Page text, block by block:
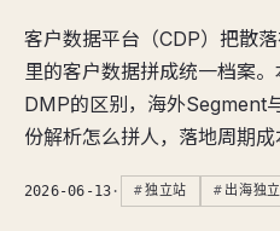
客户数据平台（CDP）把散
里的客户数据拼成统一档案。
DMP的区别，海外Segment
份解析怎么拼人，落地周期成
2026-06-13 · 独立站 出海独